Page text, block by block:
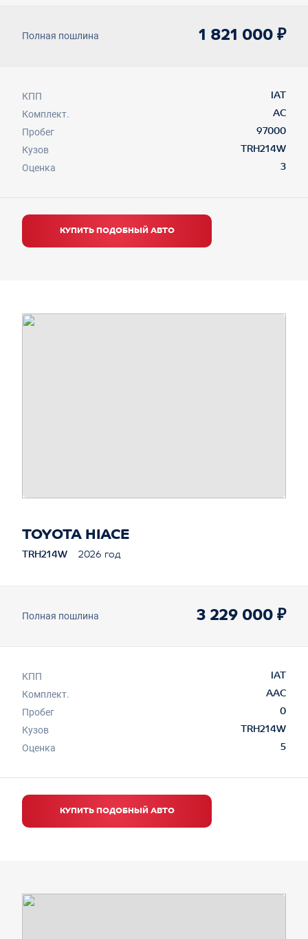
Полная пошлина 1 821 000 ₽
КПП IAT
Комплект. AC
Пробег 97000
Кузов TRH214W
Оценка 3
КУПИТЬ ПОДОБНЫЙ АВТО
TOYOTA HIACE
TRH214W 2026 год
Полная пошлина 3 229 000 ₽
КПП IAT
Комплект. AAC
Пробег 0
Кузов TRH214W
Оценка 5
КУПИТЬ ПОДОБНЫЙ АВТО